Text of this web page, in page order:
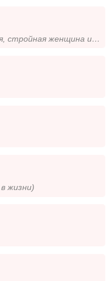
Симпатичная, высокая, стройная женщина ищу спутника жизни по общим интересам: того кто любит природу и мечтает жить рядо...
жизни)